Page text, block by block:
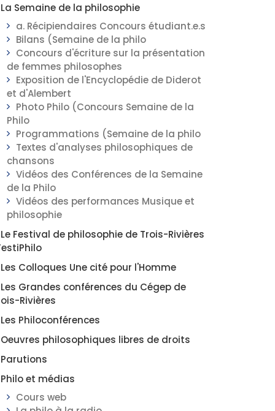
La Semaine de la philosophie
a. Récipiendaires Concours étudiant.e.s
Bilans (Semaine de la philo
Concours d'écriture sur la présentation
de femmes philosophes
Exposition de l'Encyclopédie de Diderot
et d'Alembert
Photo Philo (Concours Semaine de la
Philo
Programmations (Semaine de la philo
Textes d'analyses philosophiques de
chansons
Vidéos des Conférences de la Semaine
de la Philo
Vidéos des performances Musique et
philosophie
Le Festival de philosophie de Trois-Rivières
Les Colloques Une cité pour l'Homme
Les Grandes conférences du Cégep de
Rivières
Les Philoconférences
Oeuvres philosophiques libres de droits
Parutions
Philo et médias
Cours web